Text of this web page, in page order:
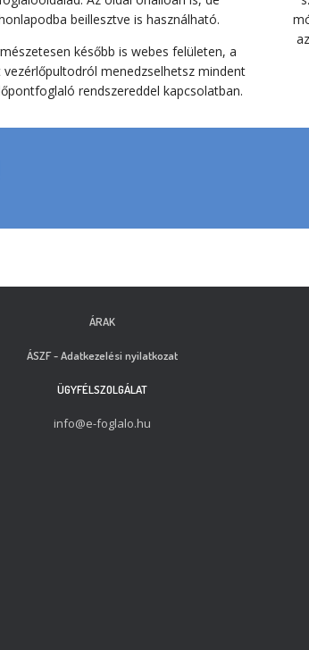
beillesztve is használható.
később is webes felületen, a
vezérlőpultodról menedzselhetsz mindent
rendszereddel kapcsolatban.
ÁRAK
ÁSZF - Adatkezelési nyilatkozat
ÜGYFÉLSZOLGÁLAT
info@e-foglalo.hu